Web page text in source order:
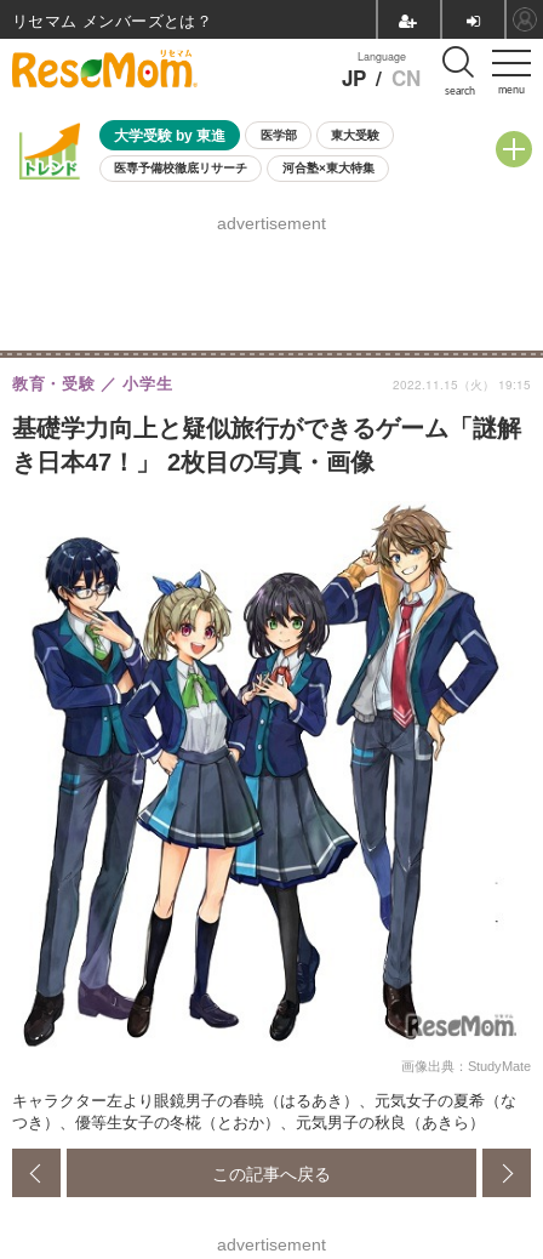
menu
Language
JP / CN search
大学受験 by 東進 医学部 東大受験
医専予備校徹底リサーチ 河合塾×東大特集
8月開催学校説明会・相談会
advertisement
基礎学力向上と疑似旅行ができるゲーム「謎解
き日本47！」 2枚目の写真・画像
教育・受験 小学生 2022.11.15（火） 19:15
画像出典：StudyMate
キャラクター左より眼鏡男子の春暁（はるあき）、元気女子の夏希（な
つき）、優等生女子の冬椛（とおか）、元気男子の秋良（あきら）
この記事へ戻る
advertisement
リセマム メンバーズ